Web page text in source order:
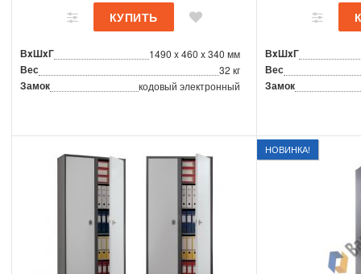
ВxШxГ 1490 x 460 x 340 мм
Вес 32 кг
Замок кодовый электронный
ВxШxГ
Вес
Замок
НОВИНКА!